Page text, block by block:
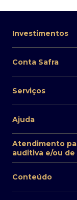
Investimentos
Conta Safra
Serviços
Ajuda
Atendimento
auditiva e/ou de
Conteúdo